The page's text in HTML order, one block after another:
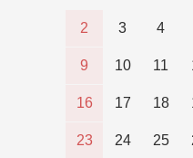
2 3 4
9 10 11
16 17 18
23 24 25